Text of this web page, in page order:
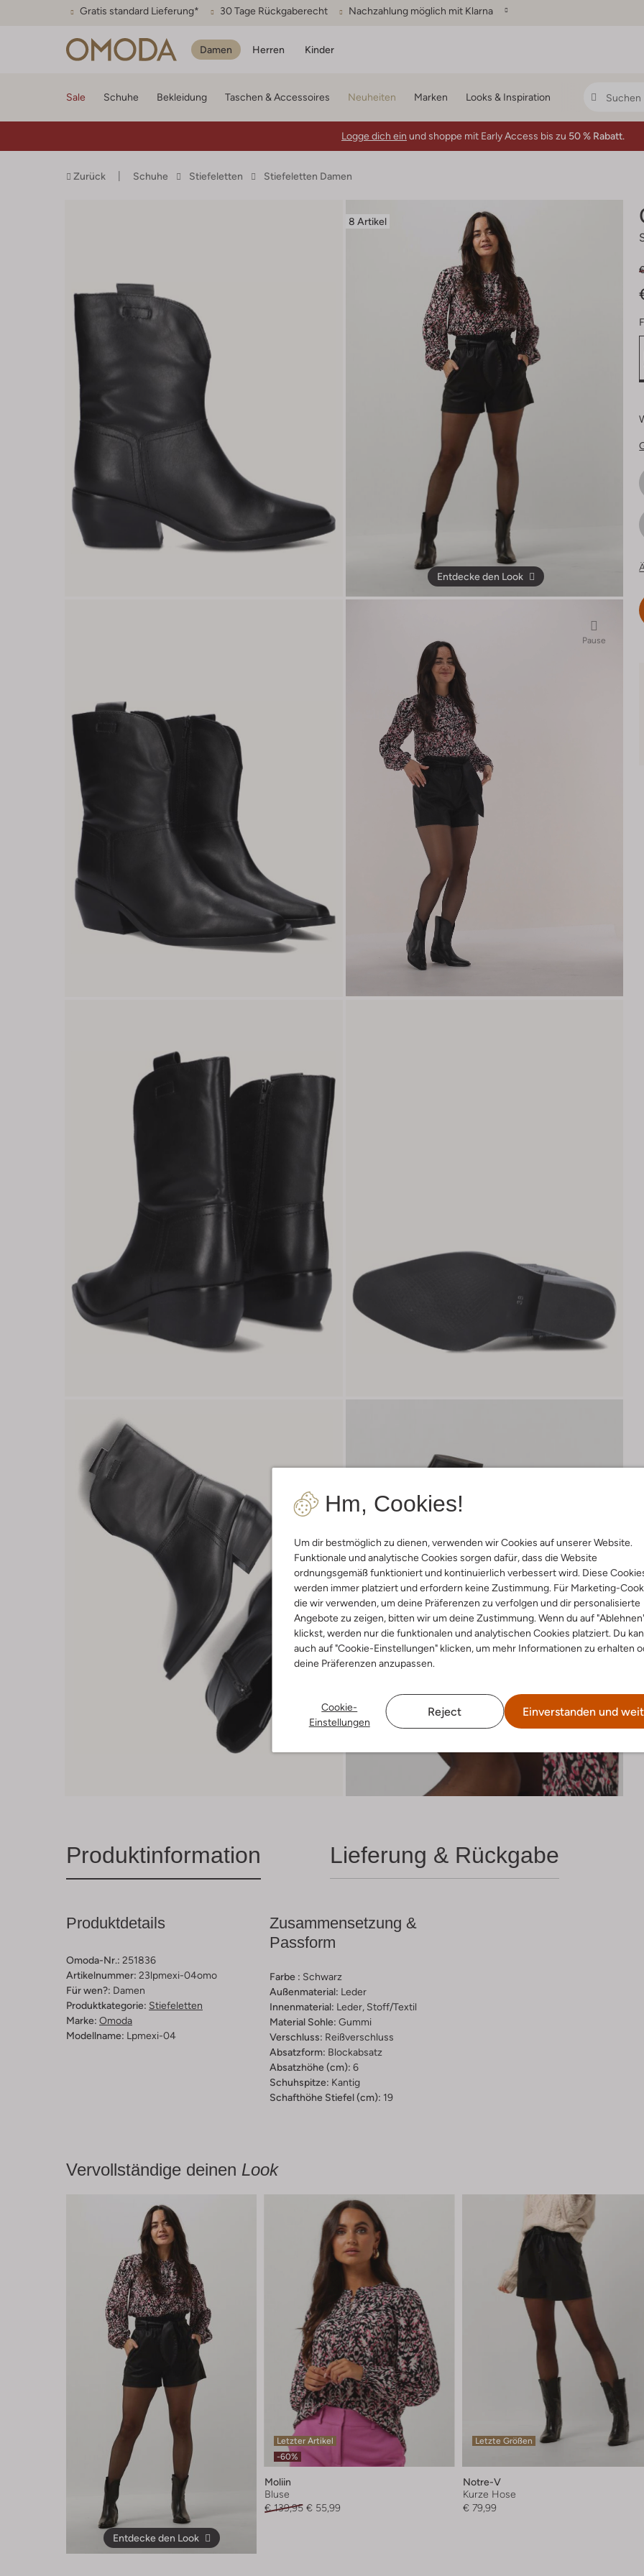
Gratis standard Lieferung* 30 Tage Rückgaberecht Nachzahlung möglich mit Klarna
Damen Herren Kinder
Hm, Cookies!
Um dir bestmöglich zu dienen, verwenden wir Cookies auf unserer Website.
Funktionale und analytische Cookies sorgen dafür, dass die Website
ordnungsgemäß funktioniert und kontinuierlich verbessert wird. Diese
werden immer platziert und erfordern keine Zustimmung. Für Marketing-
die wir verwenden, um deine Präferenzen zu verfolgen und dir personalisierte
Angebote zu zeigen, bitten wir um deine Zustimmung. Wenn du auf
klickst, werden nur die funktionalen und analytischen Cookies platziert. Du
auch auf "Cookie-Einstellungen" klicken, um mehr Informationen zu erhalten
deine Präferenzen anzupassen.
Cookie-
Einstellungen
Reject Einverstanden und
Sale Schuhe Bekleidung Taschen & Accessoires Neuheiten Marken Looks & Inspiration
Logge dich ein und shoppe mit Early Access bis zu 50 % Rabatt.
Zurück Schuhe Stiefeletten Stiefeletten Damen
8 Artikel
Entdecke den Look
Pause
Produktinformation Lieferung & Rückgabe
Produktdetails
Omoda-Nr.: 251836
Artikelnummer: 23lpmexi-04omo
Für wen?: Damen
Produktkategorie: Stiefeletten
Marke: Omoda
Modellname: Lpmexi-04
Zusammensetzung &
Passform
Farbe : Schwarz
Außenmaterial: Leder
Innenmaterial: Leder, Stoff/textil
Material Sohle: Gummi
Verschluss: Reißverschluss
Absatzform: Blockabsatz
Absatzhöhe (cm): 6
Schuhspitze: Kantig
Schafthöhe Stiefel (cm): 19
Vervollständige deinen Look
Entdecke den Look
Letzter Artikel
-60%
Moliin
Bluse
€ 139,95 € 55,99
Letzte Größen
Notre-V
Kurze Hose
€ 79,99